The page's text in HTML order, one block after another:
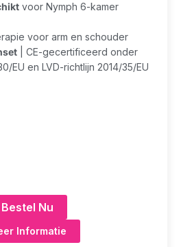
voor Nymph 6-kamer
voor arm en schouder
| CE-gecertificeerd onder
EU en LVD-richtlijn 2014/35/EU
Bestel Nu
Informatie